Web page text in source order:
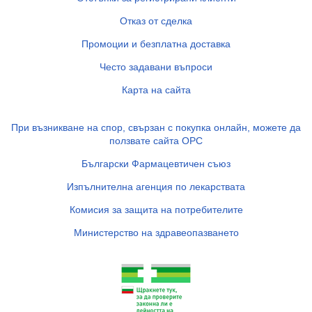
Отказ от сделка
Промоции и безплатна доставка
Често задавани въпроси
Карта на сайта
При възникване на спор, свързан с покупка онлайн, можете да
ползвате сайта ОРС
Български Фармацевтичен съюз
Изпълнителна агенция по лекарствата
Комисия за защита на потребителите
Министерство на здравеопазването